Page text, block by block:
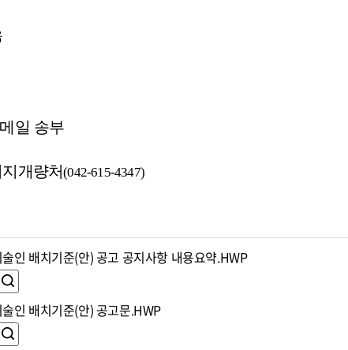
일 송부
개량처(042-615-4347)
인 배치기준(안) 공고 공지사항 내용요약.HWP
인 배치기준(안) 공고문.HWP